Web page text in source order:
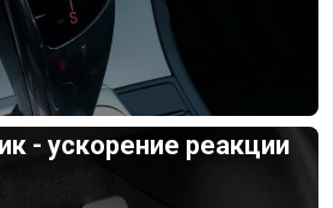
- ускорение реакции